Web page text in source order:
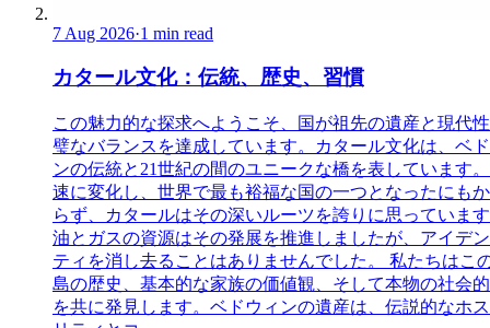
7 Aug 2026·1 min read
カタール文化：伝統、歴史、習慣
この魅力的な探求へようこそ、国が祖先の遺産と現代
璧なバランスを達成しています。カタール文化は、ベ
ンの伝統と21世紀の間のユニークな橋を表しています
速に変化し、世界で最も裕福な国の一つとなったにも
らず、カタールはその深いルーツを誇りに思っていま
油とガスの資源はその発展を推進しましたが、アイデ
ティを消し去ることはありませんでした。 私たちはこ
島の歴史、基本的な家族の価値観、そして本物の社会
を共に発見します。ベドウィンの遺産は、伝説的なホ